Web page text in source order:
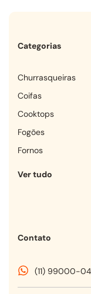
Categorias
churrasqueiras
coifas
cooktops
fogões
fornos
Ver tudo
Contato
(11) 99000-